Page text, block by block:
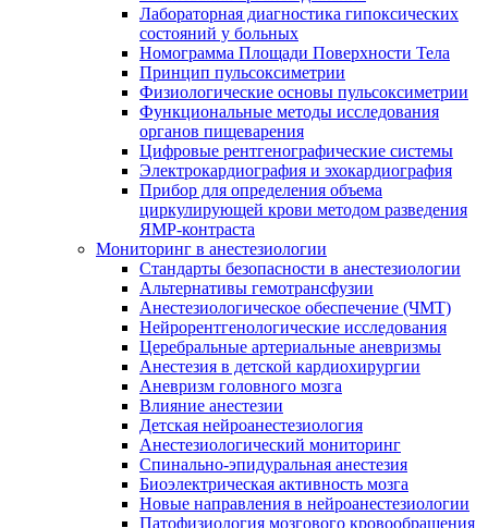
Лабораторная диагностика гипоксических
состояний у больных
Номограмма Площади Поверхности Тела
Принцип пульсоксиметрии
Физиологические основы пульсоксиметрии
Функциональные методы исследования
органов пищеварения
Цифровые рентгенографические системы
Электрокардиография и эхокардиография
Прибор для определения объема
циркулирующей крови методом разведения
ЯМР-контраста
Мониторинг в анестезиологии
Стандарты безопасности в анестезиологии
Альтернативы гемотрансфузии
Анестезиологическое обеспечение (ЧМТ)
Нейрорентгенологические исследования
Церебральные артериальные аневризмы
Анестезия в детской кардиохирургии
Аневризм головного мозга
Влияние анестезии
Детская нейроанестезиология
Анестезиологический мониторинг
Спинально-эпидуральная анестезия
Биоэлектрическая активность мозга
Новые направления в нейроанестезиологии
Патофизиология мозгового кровообращения